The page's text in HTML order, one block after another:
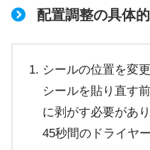
配置調整の具体
シールの位置を変
シールを貼り直す
に剥がす必要があ
45秒間のドライヤ